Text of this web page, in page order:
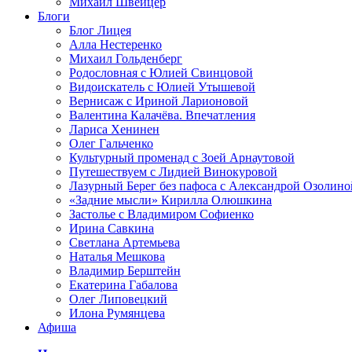
Блоги
Блог Лицея
Алла Нестеренко
Михаил Гольденберг
Родословная с Юлией Свинцовой
Видоискатель с Юлией Утышевой
Вернисаж с Ириной Ларионовой
Валентина Калачёва. Впечатления
Лариса Хенинен
Олег Гальченко
Культурный променад с Зоей Арнаутовой
Путешествуем с Лидией Винокуровой
Лазурный Берег без пафоса с Александрой
«Задние мысли» Кирилла Олюшкина
Застолье с Владимиром Софиенко
Ирина Савкина
Светлана Артемьева
Наталья Мешкова
Владимир Берштейн
Екатерина Габалова
Олег Липовецкий
Илона Румянцева
Афиша